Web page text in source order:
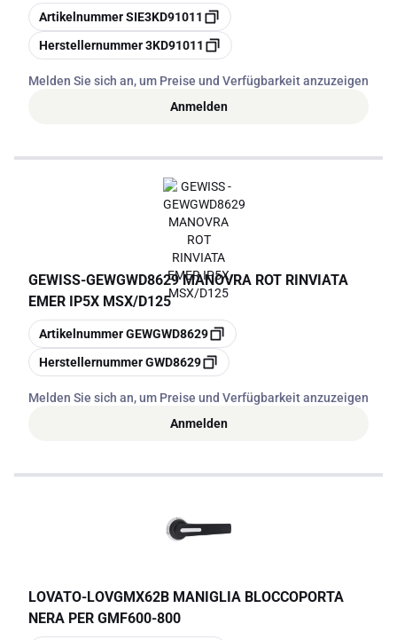
Kopieren
ArtikelnummerSIE3KD91011
Kopieren
Herstellernummer3KD91011
Melden Sie sich an, um Preise und Verfügbarkeit anzuzeigen
Anmelden
GEWISS-GEWGWD8629 MANOVRA ROT RINVIATA
EMER IP5X MSX/D125
Kopieren
ArtikelnummerGEWGWD8629
Kopieren
HerstellernummerGWD8629
Melden Sie sich an, um Preise und Verfügbarkeit anzuzeigen
Anmelden
LOVATO-LOVGMX62B MANIGLIA BLOCCOPORTA
NERA PER GMF600-800